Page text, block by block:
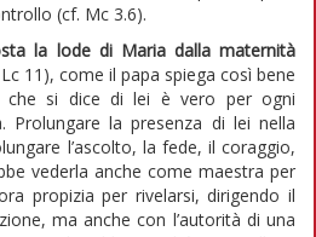
(cf. Mc 3.6).
la lode di Maria dalla maternità
11), come il papa spiega così bene
si dice di lei è vero per ogni
Prolungare la presenza di lei nella
l’ascolto, la fede, il coraggio,
vederla anche come maestra per
propizia per rivelarsi, dirigendo il
ma anche con l’autorità di una